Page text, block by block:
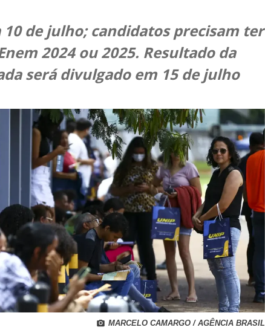
10 de julho; candidatos precisam ter
2024 ou 2025. Resultado da
será divulgado em 15 de julho
MARCELO CAMARGO / AGÊNCIA BRASIL